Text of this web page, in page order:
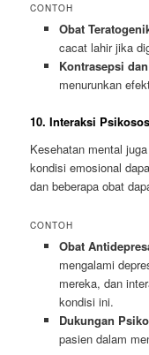
CONTOH
Obat
cacat lahir jika
Kontrasepsi
menurunkan
10. Interaksi
Kesehatan mental
kondisi emosional
dan beberapa obat
CONTOH
Obat
mengalami
mereka, dan
kondisi ini.
Dukungan
pasien dalam